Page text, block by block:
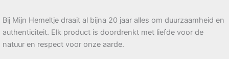
Bij Mijn Hemeltje draait al bijna 20 jaar alles om duurzaamheid en
authenticiteit. Elk product is doordrenkt met liefde voor de
natuur en respect voor onze aarde.